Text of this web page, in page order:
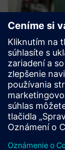
FortiGate
Virtuálny firewall
ochranu údajov,
virtualizovanom
Prečítajte si